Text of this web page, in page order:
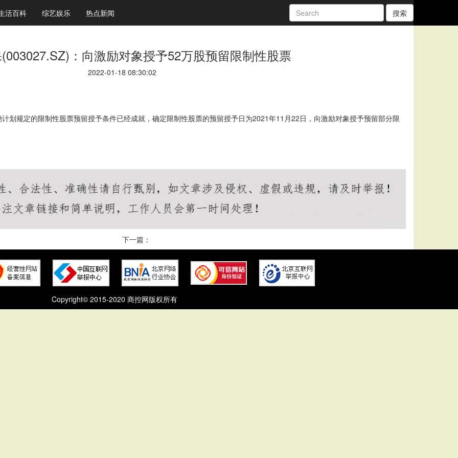
活百科 综艺娱乐 热点新闻 搜索
：向激励对象授予52万股预留限制性股票
2022-01-18 08:30:02
定的限制性股票预留授予条件已经成就，确定限制性股票的预留授予日为2021年11月22日，向激励对象授予预留部分限
下一篇：
Copyright© 2015-2020 商控网版权所有